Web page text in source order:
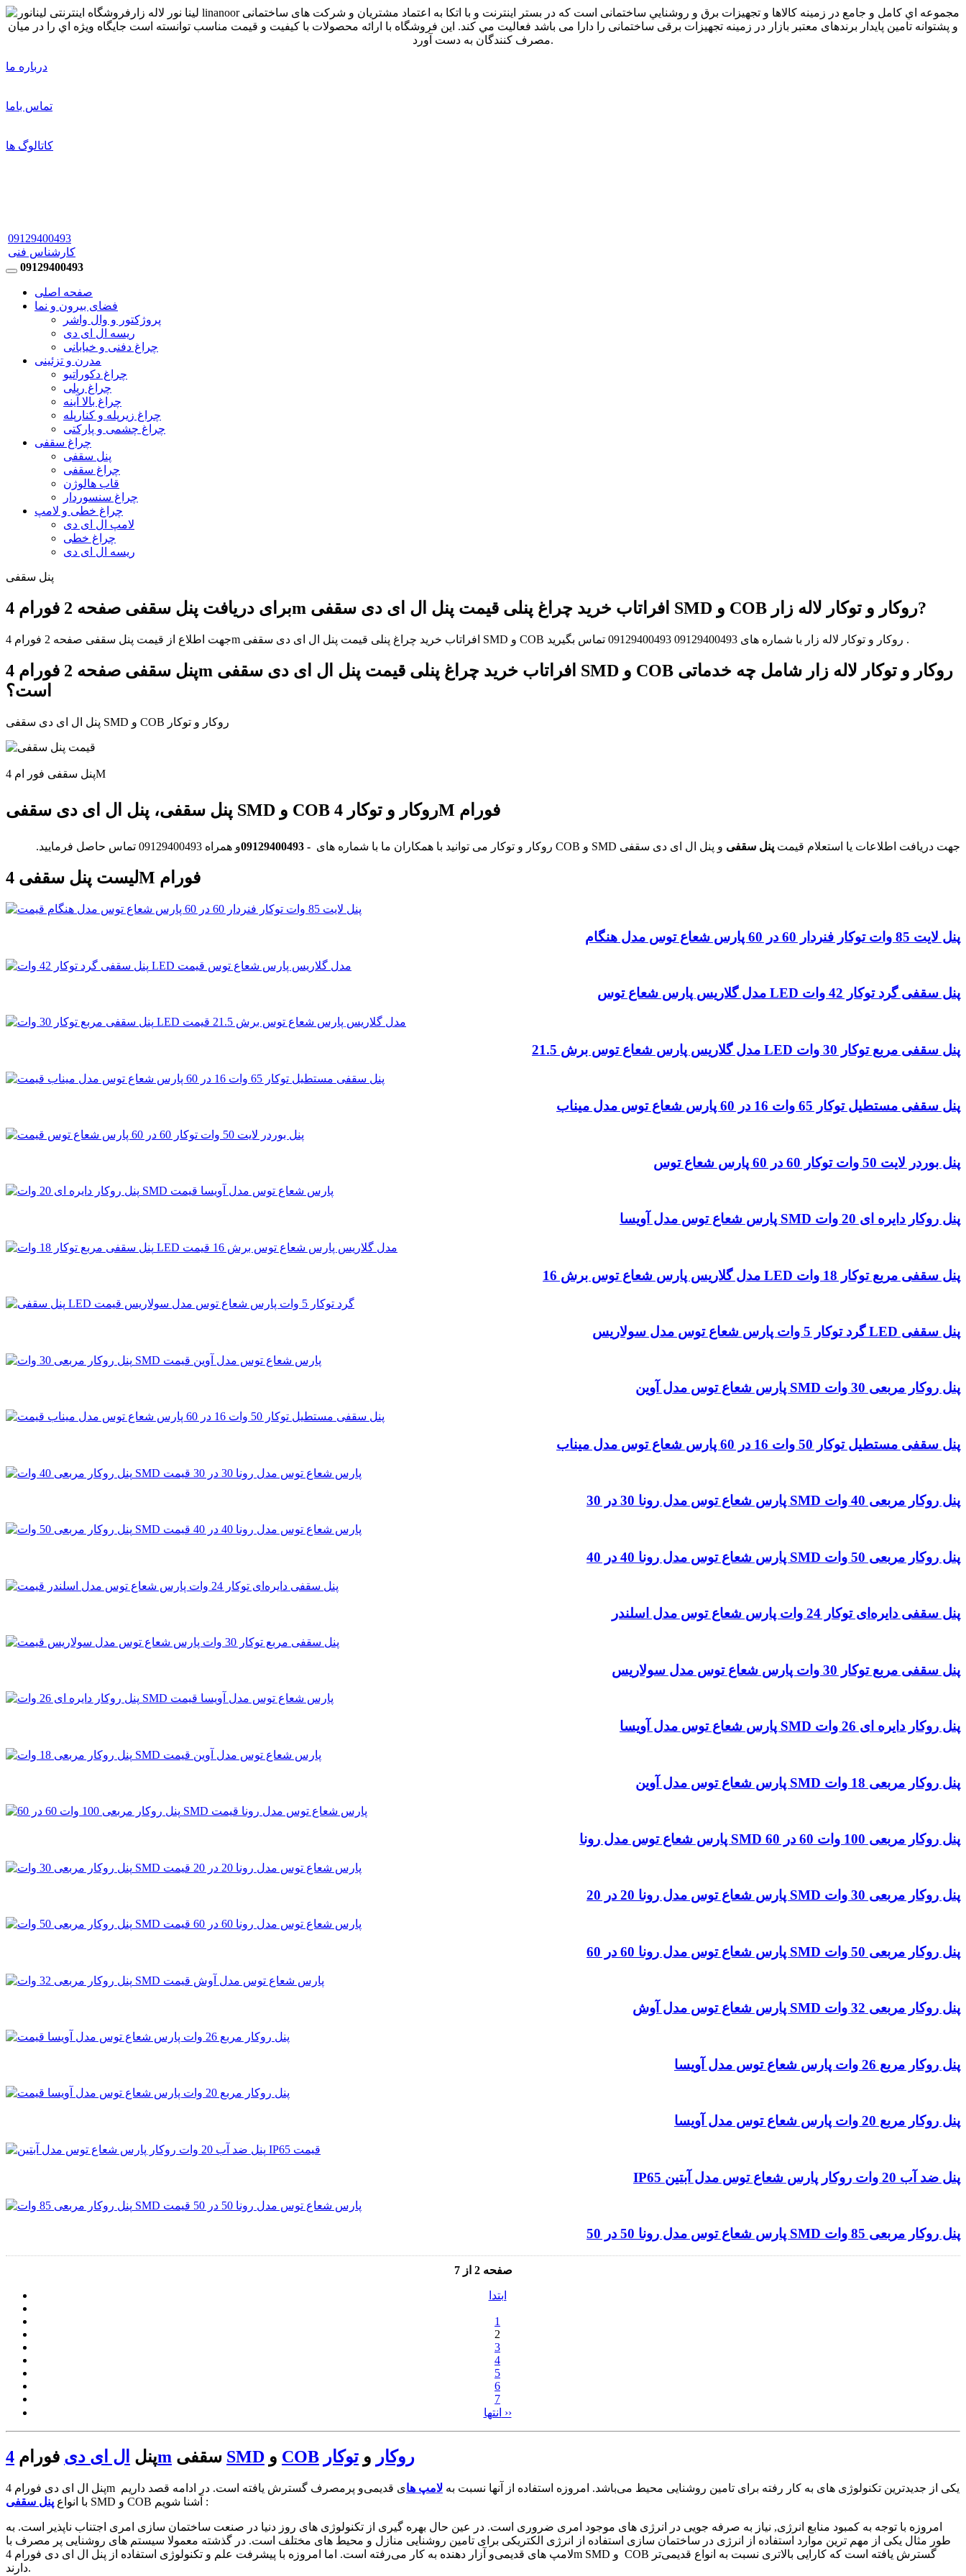
درباره ما
تماس باما
کاتالوگ ها
09129400493
کارشناس فنی
09129400493
صفحه اصلی
فضای بیرون و نما
پروژکتور و وال واشر
ریسه ال ای دی
چراغ دفنی و خیابانی
مدرن و تزئینی
چراغ دکوراتیو
چراغ ریلی
چراغ بالا آینه
چراغ زیرپله و کنارپله
چراغ چشمی و پارکتی
چراغ سقفی
پنل سقفی
چراغ سقفی
قاب هالوژن
چراغ سنسوردار
چراغ خطی و لامپ
لامپ ال ای دی
چراغ خطی
ریسه ال ای دی
پنل سقفی
برای دریافت پنل سقفی صفحه 2 فورام 4m افراتاب خرید چراغ پنلی قیمت پنل ال ای دی سقفی SMD و COB روکار و توکار لاله زار?
جهت اطلاع از قیمت پنل سقفی صفحه 2 فورام 4m افراتاب خرید چراغ پنلی قیمت پنل ال ای دی سقفی SMD و COB روکار و توکار لاله زار با شماره های 09129400493 09129400493 تماس بگیرید .
پنل سقفی صفحه 2 فورام 4m افراتاب خرید چراغ پنلی قیمت پنل ال ای دی سقفی SMD و COB روکار و توکار لاله زار شامل چه خدماتی
است؟
پنل ال ای دی سقفی SMD و COB روکار و توکار
پنل سقفی فور ام 4M
پنل سقفی، پنل ال ای دی سقفی SMD و COB روکار و توکار 4M فورام
جهت دریافت اطلاعات یا استعلام قیمت پنل سقفی و پنل ال ای دی سقفی SMD و COB روکار و توکار می توانید با همکاران ما با شماره های 09129400493 -و همراه 09129400493 تماس حاصل فرمایید.
لیست پنل سقفی 4M فورام
پنل لایت 85 وات توکار فنردار 60 در 60 پارس شعاع توس مدل هنگام
پنل سقفی گرد توکار 42 وات LED مدل گلاریس پارس شعاع توس
پنل سقفی مربع توکار 30 وات LED مدل گلاریس پارس شعاع توس برش 21.5
پنل سقفی مستطیل توکار 65 وات 16 در 60 پارس شعاع توس مدل میناب
پنل بوردر لایت 50 وات توکار 60 در 60 پارس شعاع توس
پنل روکار دایره ای 20 وات SMD پارس شعاع توس مدل آویسا
پنل سقفی مربع توکار 18 وات LED مدل گلاریس پارس شعاع توس برش 16
پنل سقفی LED گرد توکار 5 وات پارس شعاع توس مدل سولاریس
پنل روکار مربعی 30 وات SMD پارس شعاع توس مدل آوین
پنل سقفی مستطیل توکار 50 وات 16 در 60 پارس شعاع توس مدل میناب
پنل روکار مربعی 40 وات SMD پارس شعاع توس مدل رونا 30 در 30
پنل روکار مربعی 50 وات SMD پارس شعاع توس مدل رونا 40 در 40
پنل سقفی دایره‌ای توکار 24 وات پارس شعاع توس مدل اسلندر
پنل سقفی مربع توکار 30 وات پارس شعاع توس مدل سولاریس
پنل روکار دایره ای 26 وات SMD پارس شعاع توس مدل آویسا
پنل روکار مربعی 18 وات SMD پارس شعاع توس مدل آوین
پنل روکار مربعی 100 وات 60 در 60 SMD پارس شعاع توس مدل رونا
پنل روکار مربعی 30 وات SMD پارس شعاع توس مدل رونا 20 در 20
پنل روکار مربعی 50 وات SMD پارس شعاع توس مدل رونا 60 در 60
پنل روکار مربعی 32 وات SMD پارس شعاع توس مدل آوش
پنل روکار مربع 26 وات پارس شعاع توس مدل آویسا
پنل روکار مربع 20 وات پارس شعاع توس مدل آویسا
پنل ضد آب 20 وات روکار پارس شعاع توس مدل آبتین IP65
پنل روکار مربعی 85 وات SMD پارس شعاع توس مدل رونا 50 در 50
صفحه 2 از 7
ابتدا
1
2
3
4
5
6
7
انتها ››
پنل ال ای دی فورام 4m SMD COB روکار و توکار
پنل ال ای دی فورام 4m یکی از جدیدترین تکنولوژی های به کار رفته برای تامین روشنایی محیط می‌باشد. امروزه استفاده از آنها نسبت به لامپ های قدیمی‌و پرمصرف گسترش یافته است. در ادامه قصد داریم
با انواع پنل سقفی SMD و COB آشنا شویم :
امروزه با توجه به کمبود منابع انرژی, نیاز به صرفه جویی در انرژی های موجود امری ضروری است. در عین حال بهره گیری از تکنولوژی های روز دنیا در صنعت ساختمان سازی امری اجتناب ناپذیر است. به
طور مثال یکی از مهم ترین موارد استفاده از انرژی در ساختمان سازی استفاده از انرژی الکتریکی برای تامین روشنایی منازل و محیط های مختلف است. در گذشته معمولا سیستم های روشنایی پر مصرف با
لامپ های قدیمی‌و آزار دهنده به کار می‌رفته است. اما امروزه با پیشرفت علم و تکنولوژی استفاده از پنل ال ای دی فورام 4m SMD و COB گسترش یافته است که کارایی بالاتری نسبت به انواع قدیمی‌تر
دارند.